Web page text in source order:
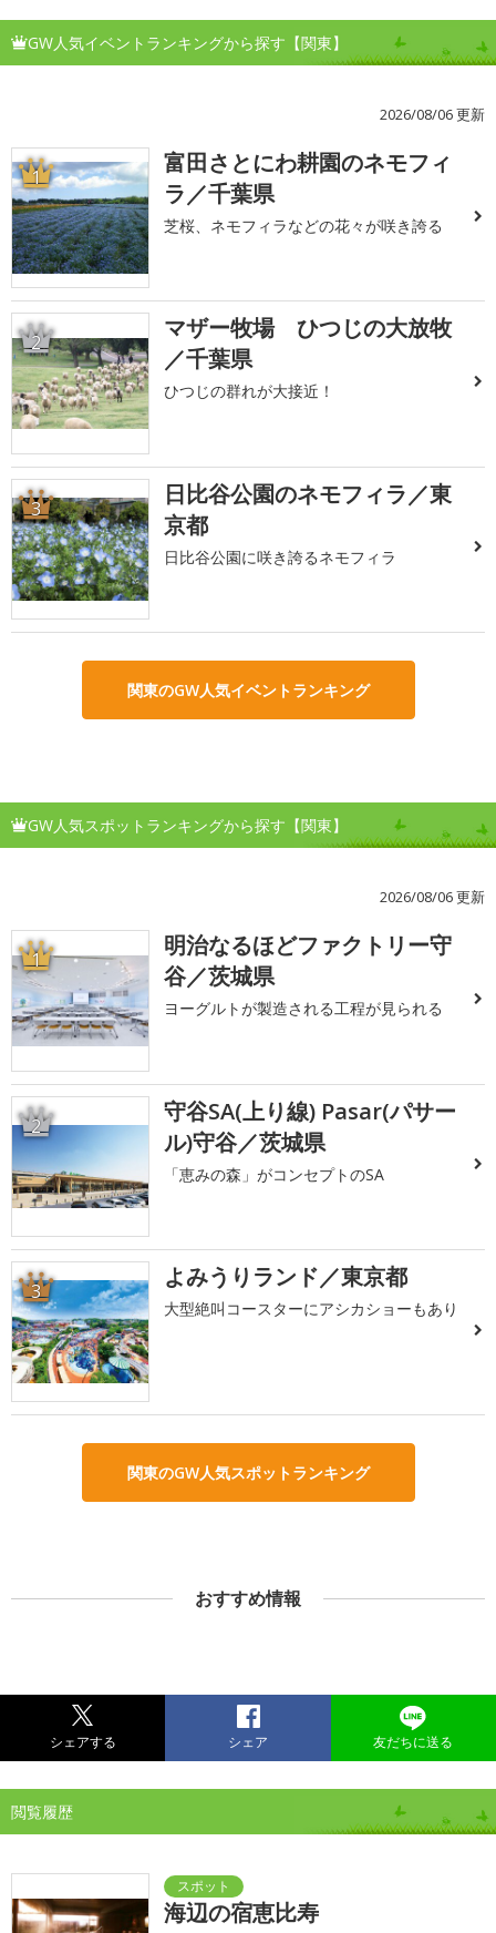
GW人気イベントランキングから探す【関東】
2026/08/06 更新
1
富田さとにわ耕園のネモフィ
ラ／千葉県
芝桜、ネモフィラなどの花々が咲き誇る
2
マザー牧場 ひつじの大放牧
／千葉県
ひつじの群れが大接近！
3
日比谷公園のネモフィラ／東
京都
日比谷公園に咲き誇るネモフィラ
関東のGW人気イベントランキング
GW人気スポットランキングから探す【関東】
2026/08/06 更新
1
明治なるほどファクトリー守
谷／茨城県
ヨーグルトが製造される工程が見られる
2
守谷SA(上り線) Pasar(パサー
ル)守谷／茨城県
「恵みの森」がコンセプトのSA
3 よみうりランド／東京都
大型絶叫コースターにアシカショーもあり
関東のGW人気スポットランキング
おすすめ情報
シェアする シェア 友だちに送る
閲覧履歴
海辺の宿恵比寿